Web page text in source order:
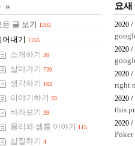
»
든 글 보기 1202
어내기 1155
소개하기 20
살아가기 720
생각하기 162
이야기하기 33
바라보기 39
물리와 셈틀 이야기 115
삽질하기 4
요
2020 /
2020 /
2020 /
right
2020 /
this
2020 /
Poker